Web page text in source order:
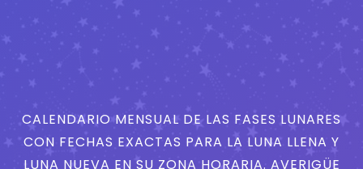
CALENDARIO MENSUAL DE LAS FASES LUNARES
CON FECHAS EXACTAS PARA LA LUNA LLENA Y
LUNA NUEVA EN SU ZONA HORARIA. AVERIGÜE